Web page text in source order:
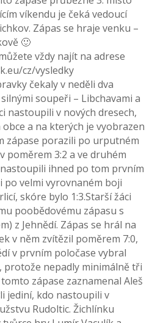
víkendu je čeká vedoucí
Zápas se hraje venku –
🙂
vždy najít na adrese
cz/vysledky
čekaly v neděli dva
soupeři – Libchavami a
nastoupili v nových dresech,
a na kterých je vyobrazen
zápase porazili po urputném
poměrem 3:2 a ve druhém
ihned po tom prvním
po velmi vyrovnaném boji
skóre bylo 1:3.Starší žáci
poobědovému zápasu s
z Jehnědí. Zápas se hrál na
v něm zvítězil poměrem 7:0,
v prvním poločase vybral
protože nepadly minimálně tři
zápase zaznamenal Aleš
jediní, kdo nastoupili v
Rudoltic. Žichlínku